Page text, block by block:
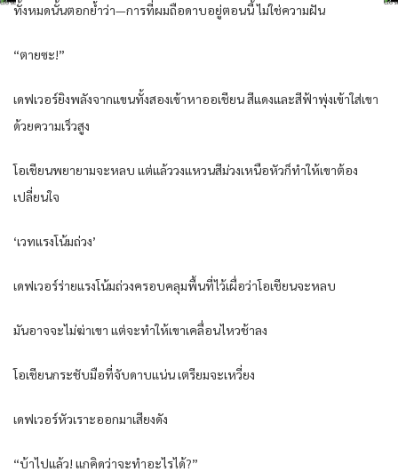
ทั้งหมดนั้นตอกย้ำว่า—การที่ผมถือดาบอยู่ตอนนี้ ไม่ใช่ความฝัน
“ตายซะ!”
เดฟเวอร์ยิงพลังจากแขนทั้งสองเข้าหาออเชียน สีแดงและสีฟ้าพุ่งเข้าใส่เขา
ด้วยความเร็วสูง
โอเชียนพยายามจะหลบ แต่แล้ววงแหวนสีม่วงเหนือหัวก็ทำให้เขาต้อง
เปลี่ยนใจ
‘เวทแรงโน้มถ่วง’
เดฟเวอร์ร่ายแรงโน้มถ่วงครอบคลุมพื้นที่ไว้เผื่อว่าโอเชียนจะหลบ
มันอาจจะไม่ฆ่าเขา แต่จะทำให้เขาเคลื่อนไหวช้าลง
โอเชียนกระชับมือที่จับดาบแน่น เตรียมจะเหวี่ยง
เดฟเวอร์หัวเราะออกมาเสียงดัง
“บ้าไปแล้ว! แกคิดว่าจะทำอะไรได้?”